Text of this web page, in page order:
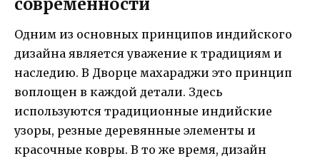
Одним из основных принципов индийского
дизайна является уважение к традициям и
наследию. В Дворце махараджи это принцип
воплощен в каждой детали. Здесь
используются традиционные индийские
узоры, резные деревянные элементы и
красочные ковры. В то же время, дизайн